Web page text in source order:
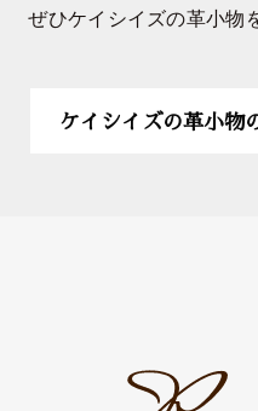
ぜひケイシイズの革小物
ケイシイズの革小物